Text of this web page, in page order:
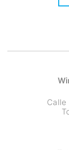
Calle